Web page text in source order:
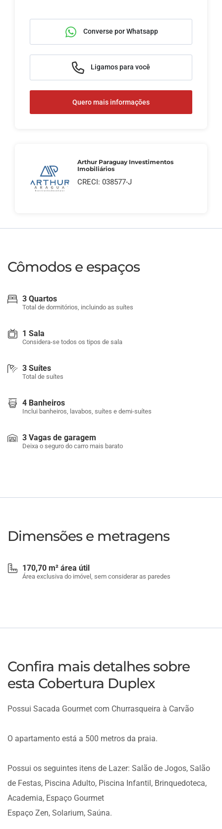
Converse por Whatsapp
Ligamos para você
Quero mais informações
Arthur Paraguay Investimentos
Imobiliários
CRECI: 038577-J
Cômodos e espaços
3 Quartos
Total de dormitórios, incluindo as suítes
1 Sala
Considera-se todos os tipos de sala
3 Suítes
Total de suítes
4 Banheiros
Inclui banheiros, lavabos, suítes e demi-suítes
3 Vagas de garagem
Deixa o seguro do carro mais barato
Dimensões e metragens
170,70 m² área útil
Área exclusiva do imóvel, sem considerar as paredes
Confira mais detalhes sobre
esta Cobertura Duplex
Possui Sacada Gourmet com Churrasqueira à Carvão
O apartamento está a 500 metros da praia.
Possui os seguintes itens de Lazer: Salão de Jogos, Salão
de Festas, Piscina Adulto, Piscina Infantil, Brinquedoteca,
Academia, Espaço Gourmet
Espaço Zen, Solarium, Saúna.